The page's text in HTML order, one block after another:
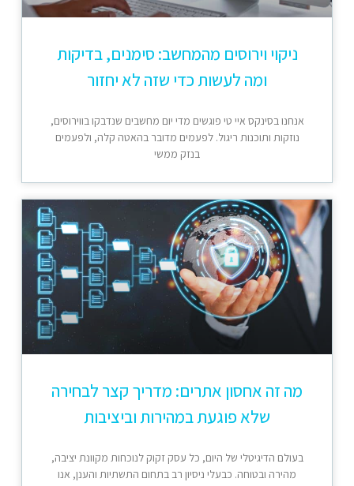
ניקוי וירוסים מהמחשב: סימנים, בדיקות
ומה לעשות כדי שזה לא יחזור
אנחנו בסינקס איי טי פוגשים מדי יום מחשבים שנדבקו בווירוסים,
נוזקות ותוכנות ריגול. לפעמים מדובר בהאטה קלה, ולפעמים
בנזק ממשי
מה זה אחסון אתרים: מדריך קצר לבחירה
שלא פוגעת במהירות וביציבות
בעולם הדיגיטלי של היום, כל עסק זקוק לנוכחות מקוונת יציבה,
מהירה ובטוחה. כבעלי ניסיון רב בתחום התשתיות והענן, אנו